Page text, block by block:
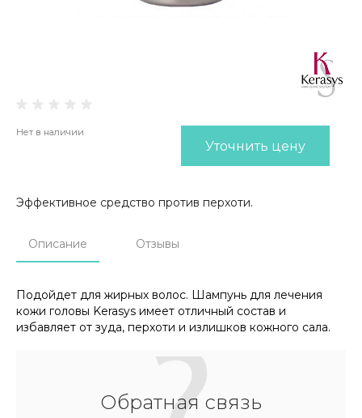
Нет в наличии
Уточнить цену
Эффективное средство против перхоти.
Описание Отзывы
Подойдет для жирных волос. Шампунь для лечения
кожи головы Kerasys имеет отличный состав и
избавляет от зуда, перхоти и излишков кожного сала.
Обратная связь